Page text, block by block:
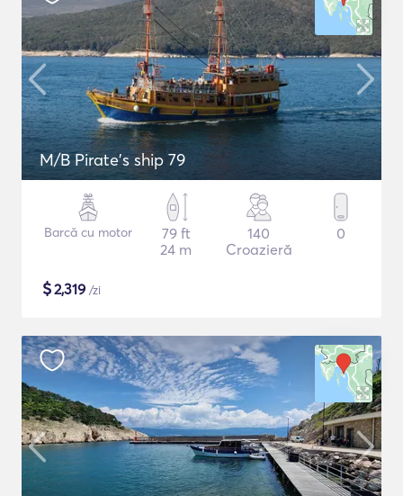
M/B Pirate's ship 79
Barcă cu motor
79 ft
24 m
140
Croazieră
0
$2,319 /zi